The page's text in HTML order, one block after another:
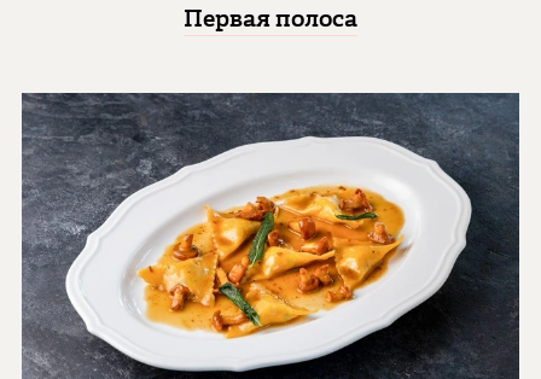
Первая полоса